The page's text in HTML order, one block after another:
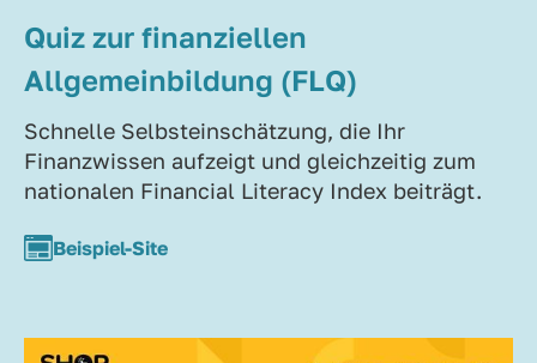
Quiz zur finanziellen
Allgemeinbildung (FLQ)
Schnelle Selbsteinschätzung, die Ihr
Finanzwissen aufzeigt und gleichzeitig zum
nationalen Financial Literacy Index beiträgt.
Beispiel-Site